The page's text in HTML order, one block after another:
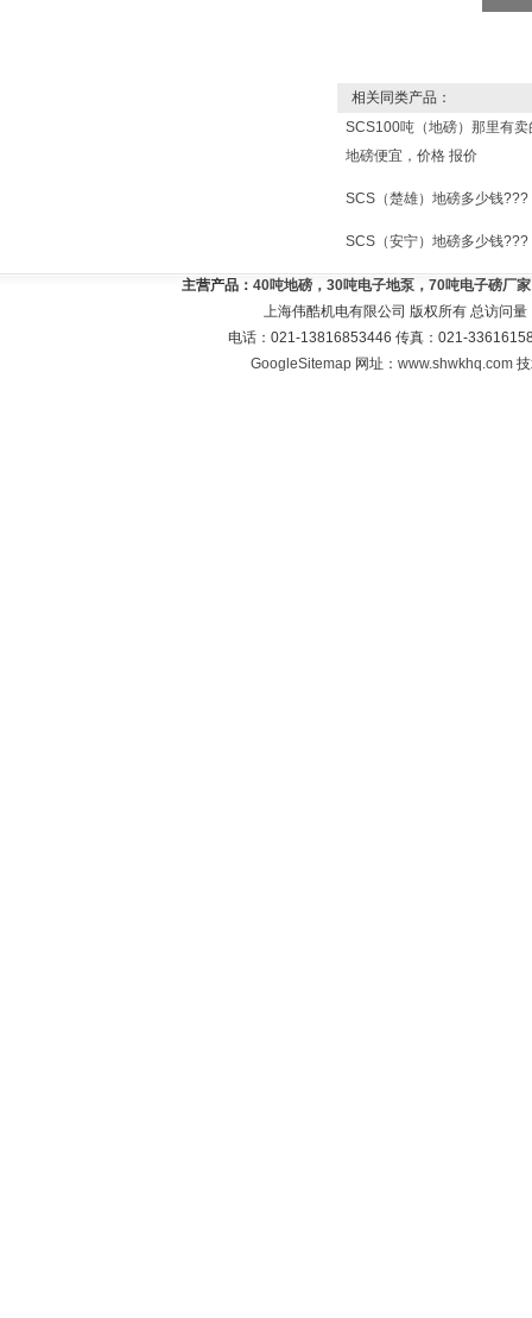
相关同类产品：
SCS100吨（地磅）那里有
地磅便宜，价格 报价
SCS（楚雄）地磅多少钱???
SCS（安宁）地磅多少钱???
主营产品： 40吨地磅，30吨电子地泵，70吨电子磅厂
上海伟酷机电有限公司 版权所有 总访问量
电话：021-13816853446 传真：021-
GoogleSitemap 网址：www.shwkhq.com